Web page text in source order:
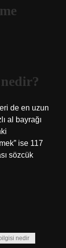
de en uzun
al bayrağı
ise 117
sözcük
nedir